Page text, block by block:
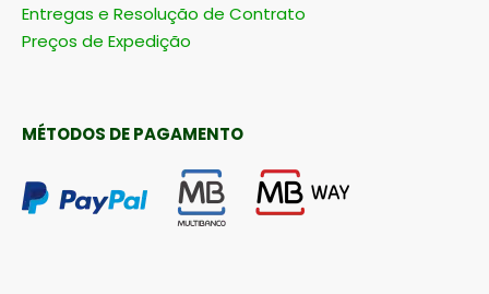
Entregas e Resolução de Contrato
Preços de Expedição
MÉTODOS DE PAGAMENTO